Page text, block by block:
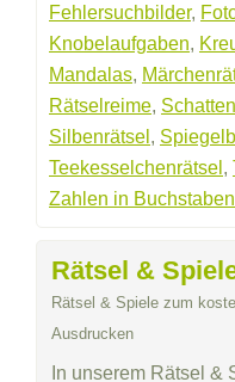
Fehlersuchbilder,
Knobelaufgaben,
Mandalas,
Rätselreime,
Silbenrätsel ,
Teekesselchenrätsel ,
Zahlen in
Rätsel &
Rätsel & Spiele zum
Ausdrucken
In unserem Rätsel &